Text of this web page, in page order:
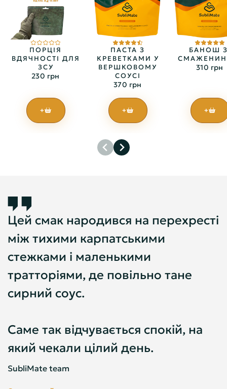
ПОРЦІЯ
ВДЯЧНОСТІ ДЛЯ
ЗСУ
230 грн
+
ПАСТА З
КРЕВЕТКАМИ У
ВЕРШКОВОМУ
СОУСІ
370 грн
+
БАНОШ
310 грн
+
Цей смак народився на перехресті
між тихими карпатськими
стежками і маленькими
тратторіями, де повільно тане
сирний соус.
Саме так відчувається спокій, на
який чекали цілий день.
SubliMate team